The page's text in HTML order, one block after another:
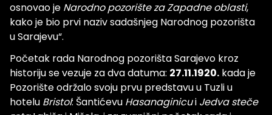
osnovao je Narodno pozorište za Zapadne oblasti,
kako je bio prvi naziv sadašnjeg Narodnog pozorišta
u Sarajevu“.
Početak rada Narodnog pozorišta Sarajevo kroz
historiju se vezuje za dva datuma: 27.11.1920. kada je
Pozorište održalo svoju prvu predstavu u Tuzli u
hotelu Bristol: Šantićevu Hasanaginicui Jedva steče